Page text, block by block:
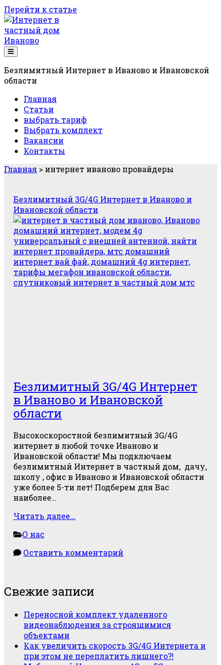
Перейти к статье
Блог
RSPROFI
Безлимитный Интернет в Иваново и Ивановской
области
Главная
Статьи
выбрать тариф
Выбрать комплект
Вакансии
Контакты
Главная > интернет иваново провайдеры
Метка:
<span>интернет
иваново
провайдеры</span>
Безлимитный 3G/4G Интернет в Иваново и
Ивановской области
Безлимитный 3G/4G Интернет
в Иваново и Ивановской
области
Высокоскоростной безлимитный 3G/4G
интернет в любой точке Иваново и
Ивановской области! Мы подключаем
безлимитный Интернет в частный дом, дачу,
школу , офис в Иваново и Ивановской области
уже более 5-ти лет! Подберем для Вас
наиболее…
Читать далее…
Иваново
области
О нас
Оставить комментарий
Главная
колонка
Свежие записи
Переносной комплект удаленного
видеонаблюдения за строящимися
объектами
Как увеличить скорость 3G/4G Интернета и
при этом не переплатить лишнего?!